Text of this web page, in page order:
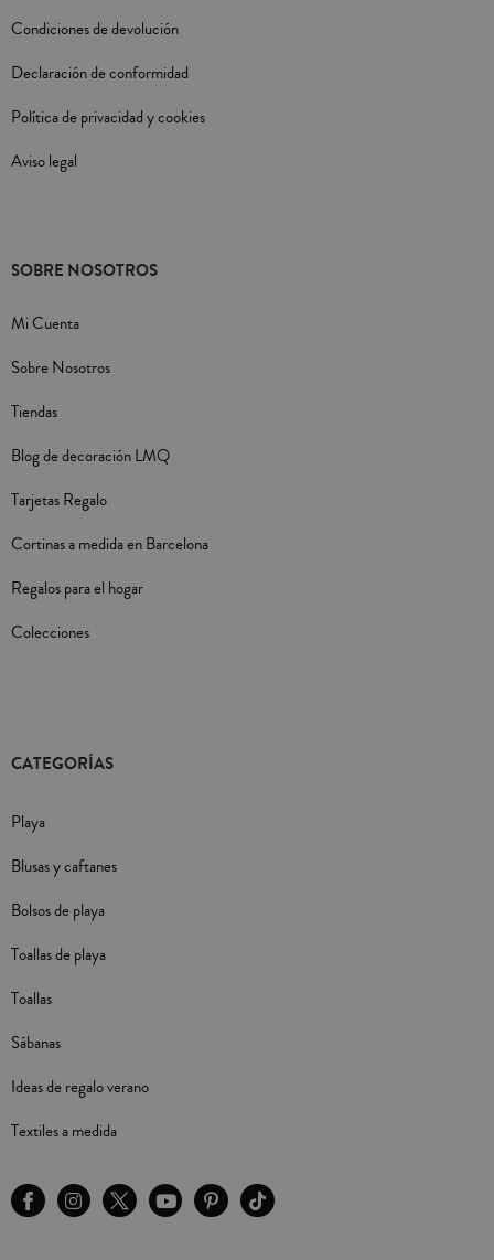
Condiciones de devolución
Declaración de conformidad
Política de privacidad y cookies
Aviso legal
SOBRE NOSOTROS
Mi Cuenta
Sobre Nosotros
Tiendas
Blog de decoración LMQ
Tarjetas Regalo
Cortinas a medida en Barcelona
Regalos para el hogar
Colecciones
CATEGORÍAS
Playa
Blusas y caftanes
Bolsos de playa
Toallas de playa
Toallas
Sábanas
Ideas de regalo verano
Textiles a medida